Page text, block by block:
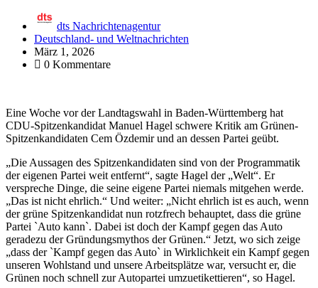
dts Nachrichtenagentur
Deutschland- und Weltnachrichten
März 1, 2026
0 Kommentare
Eine Woche vor der Landtagswahl in Baden-Württemberg hat
CDU-Spitzenkandidat Manuel Hagel schwere Kritik am Grünen-
Spitzenkandidaten Cem Özdemir und an dessen Partei geübt.
„Die Aussagen des Spitzenkandidaten sind von der Programmatik
der eigenen Partei weit entfernt“, sagte Hagel der „Welt“. Er
verspreche Dinge, die seine eigene Partei niemals mitgehen werde.
„Das ist nicht ehrlich.“ Und weiter: „Nicht ehrlich ist es auch, wenn
der grüne Spitzenkandidat nun rotzfrech behauptet, dass die grüne
Partei `Auto kann`. Dabei ist doch der Kampf gegen das Auto
geradezu der Gründungsmythos der Grünen.“ Jetzt, wo sich zeige
„dass der `Kampf gegen das Auto` in Wirklichkeit ein Kampf gegen
unseren Wohlstand und unsere Arbeitsplätze war, versucht er, die
Grünen noch schnell zur Autopartei umzuetikettieren“, so Hagel.